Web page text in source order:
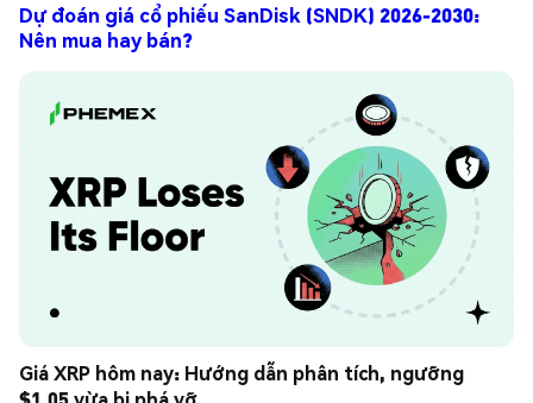
Dự đoán giá cổ phiếu SanDisk (SNDK) 2026-2030:
Nên mua hay bán?
Giá XRP hôm nay: Hướng dẫn phân tích, ngưỡng